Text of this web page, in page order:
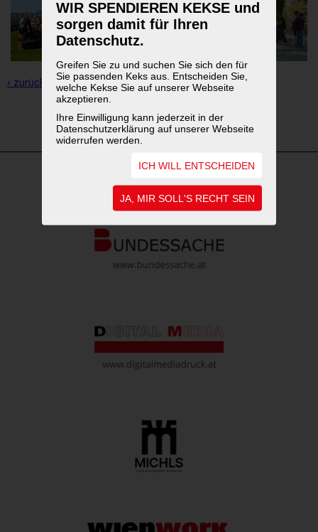
WIR SPENDIEREN KEKSE und
sorgen damit für Ihren
Datenschutz.
Greifen Sie zu und suchen Sie sich den für
Sie passenden Keks aus. Entscheiden Sie,
welche Kekse Sie auf unserer Webseite
akzeptieren.
Ihre Einwilligung kann jederzeit in der
Datenschutzerklärung auf unserer Webseite
widerrufen werden.
ICH WILL ENTSCHEIDEN
JA, MIR SOLL'S RECHT SEIN
‹ zurück zur Übersicht
1 2 3